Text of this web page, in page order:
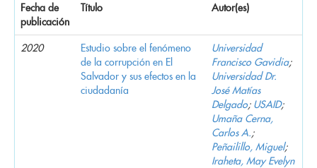
Fecha de
publicación
Título Autor(es)
2020
Estudio sobre el fenómeno
de la corrupción en El
Salvador y sus efectos en la
ciudadanía
Universidad
Francisco Gavidia;
Universidad Dr.
José Matías
Delgado; USAID;
Umaña Cerna,
Carlos A.;
Peñailillo, Miguel;
Iraheta, May Evelyn